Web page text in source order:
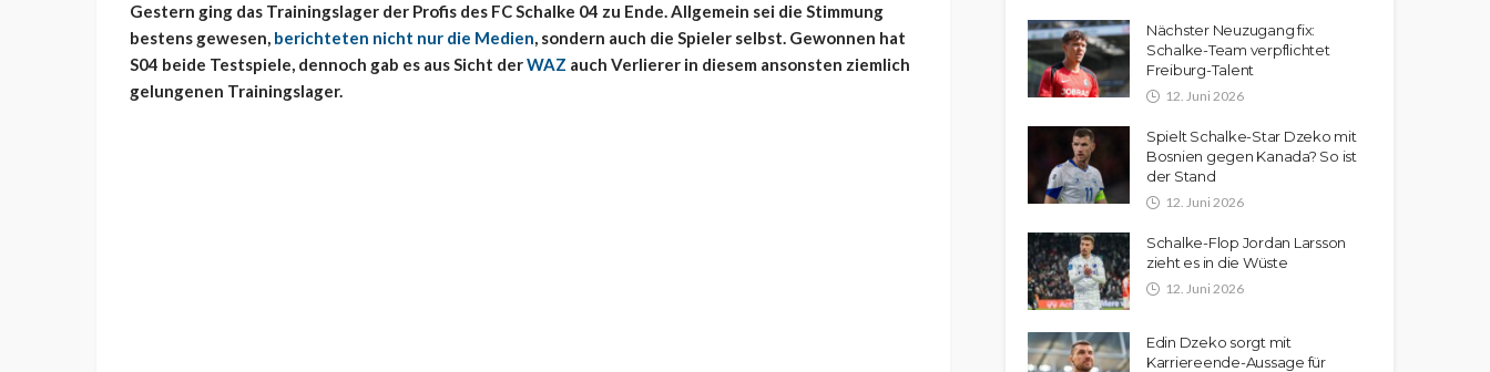
Gestern ging das Trainingslager der Profis des FC Schalke 04 zu Ende. Allgemein sei die Stimmung
bestens gewesen, berichteten nicht nur die Medien, sondern auch die Spieler selbst. Gewonnen hat
S04 beide Testspiele, dennoch gab es aus Sicht derWAZ auch Verlierer in diesem ansonsten ziemlich
gelungenen Trainingslager.
Nächster Neuzugang fix:
Schalke-Team verpflichtet
Freiburg-Talent
12. Juni 2026
Spielt Schalke-Star Dzeko mit
Bosnien gegen Kanada? So ist
der Stand
12. Juni 2026
Schalke-Flop Jordan Larsson
zieht es in die Wüste
12. Juni 2026
Edin Dzeko sorgt mit
Karriereende-Aussage für